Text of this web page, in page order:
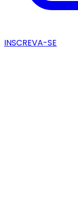
INSCREVA-SE